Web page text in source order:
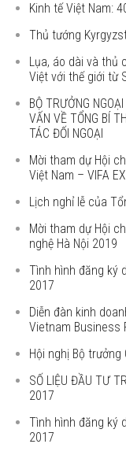
Kinh tế Việt Nam:
Thủ tướng
Lụa, áo dài và thủ
Việt với thế giới từ
BỘ TRƯỞNG
VẤN VỀ TỔNG BÍ
TÁC ĐỐI NGOẠI
Mời tham dự Hội
Việt Nam – VIFA
Lịch nghỉ lễ của
Mời tham dự Hội
nghệ Hà Nội 2019
Tình hình đăng ký
2017
Diễn đàn kinh
Vietnam Business
Hội nghị Bộ trưởng
SỐ LIỆU ĐẦU TƯ
2017
Tình hình đăng ký
2017